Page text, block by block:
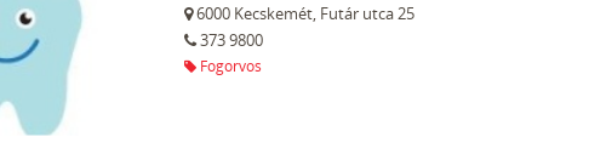
6000 Kecskemét, Futár utca 25
373 9800
Fogorvos